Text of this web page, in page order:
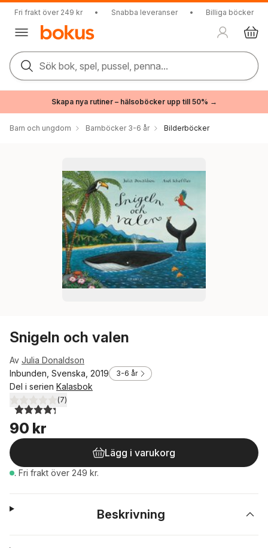
Fri frakt över 249 kr • Snabba leveranser • Billiga böcker
Sök bok, spel, pussel, penna...
Skapa nya rutiner – hälsoböcker upp till 50% →
Barn och ungdom Barnböcker 3-6 år Bilderböcker
Snigeln och valen
Av Julia Donaldson
Inbunden, Svenska, 2019
3-6 år
Del i serien Kalasbok
4,3utav 5 stjärnor. Totalt antal röster:
(7)
90 kr
Lägg i varukorg
. Fri frakt över 249 kr.
Beskrivning